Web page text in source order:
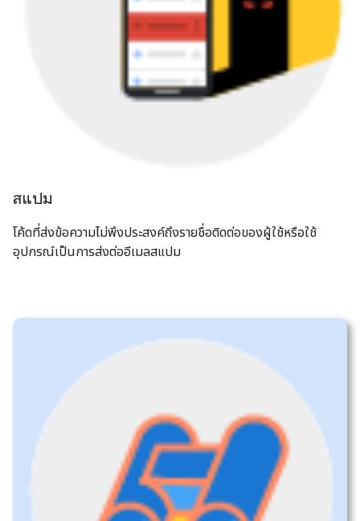
สแปม
โค้ดที่ส่งข้อความไม่พึงประสงค์ถึงรายชื่อติดต่อของผู้ใช้หรือใช้
อุปกรณ์เป็นการส่งต่ออีเมลสแปม